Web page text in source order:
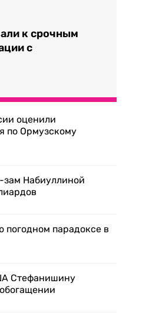
к срочным
с
оценили
по Ормузскому
зам Набиуллиной
погодном парадоксе в
Стефанишину